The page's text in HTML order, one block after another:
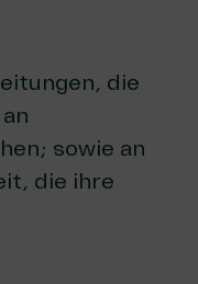
die
sowie an
die ihre